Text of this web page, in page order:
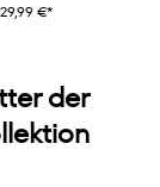
€*
der